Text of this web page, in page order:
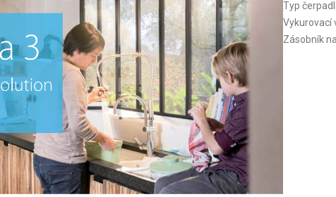
Typ
Vykurovací
Zásobník